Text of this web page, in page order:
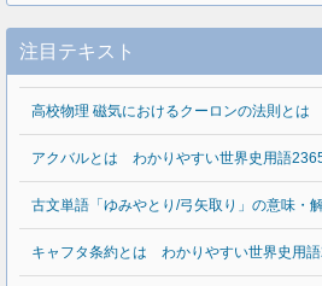
注目テキスト
高校物理 磁気におけるクーロンの法則とは
アクバルとは わかりやすい世界史用語
古文単語「ゆみやとり/弓矢取り」の意味・解
キャフタ条約とは わかりやすい世界史用